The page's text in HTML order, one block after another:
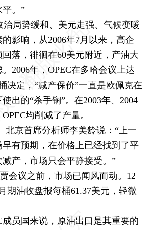
。”
局势缓和、美元走强、气候变暖
影响，从2006年7月以来，高企
落，徘徊在60美元附近，产油大
2006年，OPEC在多哈会议上达
决定，“减产保价”一直是欧佩克在
出的“杀手锏”。在2003年、2004
均削减了产量。
北京首席分析师李美龄说：“上一
有预期，在价格上已经找到了平
产，市场只会平静接受。”
会议之前，市场已闻风而动。12
期油收盘报每桶61.37美元，轻微
员国来说，原油出口是其重要的